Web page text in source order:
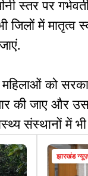
स्तर पर
में मातृत्व
महिलाओं को
की जाए और
संस्थानों में भी
झारखंड